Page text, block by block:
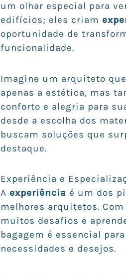
um olhar especial para
edifícios; eles criam
oportunidade de
funcionalidade.
Imagine um arquiteto
apenas a estética, mas
conforto e alegria para
desde a escolha dos
buscam soluções que
destaque.
Experiência e
A experiência é um dos
melhores arquitetos.
muitos desafios e
bagagem é essencial
necessidades e desejos.